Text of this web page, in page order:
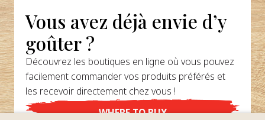
Vous avez déjà envie d’y
goûter ?
Découvrez les boutiques en ligne où vous pouvez
facilement commander vos produits préférés et
les recevoir directement chez vous !
WHERE TO BUY